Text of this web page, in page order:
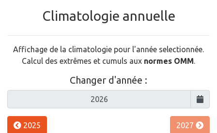
Climatologie annuelle
Affichage de la climatologie pour l'année selectionnée.
Calcul des extrêmes et cumuls aux normes OMM.
Changer d'année :
2025 2027